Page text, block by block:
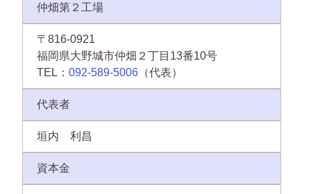
仲畑第２工場
〒816-0921
福岡県大野城市仲畑２丁目13番10号
TEL： 092-589-5006（代表）
代表者
垣内 利昌
資本金